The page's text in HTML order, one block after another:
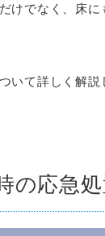
けでなく、床
いて詳しく解説
の応急